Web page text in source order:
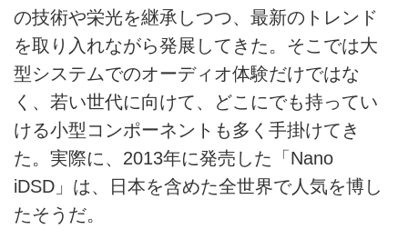
の技術や栄光を継承しつつ、最新のトレンド
を取り入れながら発展してきた。そこでは大
型システムでのオーディオ体験だけではな
く、若い世代に向けて、どこにでも持ってい
ける小型コンポーネントも多く手掛けてき
た。実際に、2013年に発売した「Nano
iDSD」は、日本を含めた全世界で人気を博し
たそうだ。